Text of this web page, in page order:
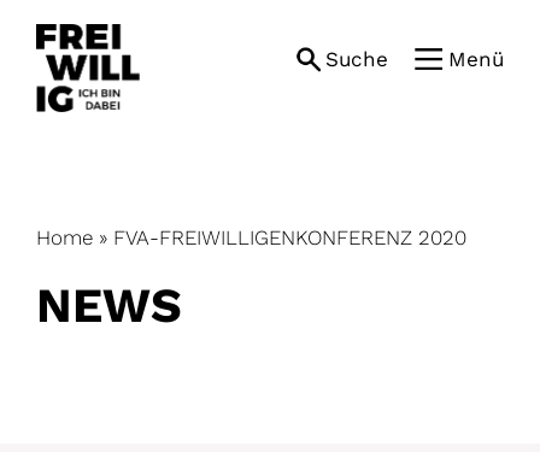
content
Suche Menü
Home » FVA-FREIWILLIGENKONFERENZ 2020
NEWS